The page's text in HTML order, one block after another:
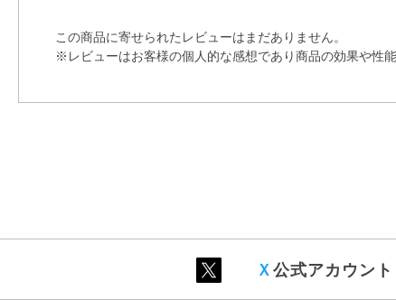
この商品に寄せられたレビューはまだありません。
※レビューはお客様の個人的な感想であり商品の効果や性
Ｘ公式アカウント